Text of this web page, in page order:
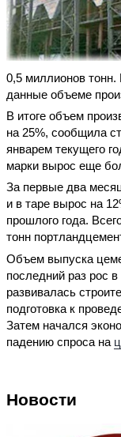
0,5 миллионов тонн.
данные объеме
В итоге объем
на 25%, сообщила
январем текущего
марки вырос еще
За первые два
и в таре вырос на
прошлого года.
тонн
Объем выпуска
последний раз рос в
развивалась
подготовка к
Затем начался
падению спроса на
Новости